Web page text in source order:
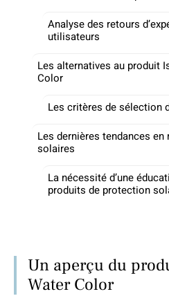
Analyse des retours
utilisateurs
Les alternatives au produit
Color
Les critères de sélection
Les dernières tendances
solaires
La nécessité d’une
produits de protection
Un aperçu du
Water Color